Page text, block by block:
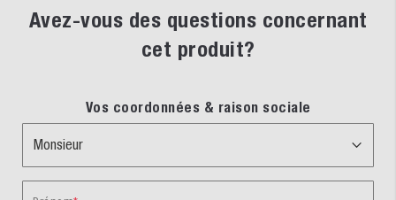
Avez-vous des questions concernant
cet produit?
Vos coordonnées & raison sociale